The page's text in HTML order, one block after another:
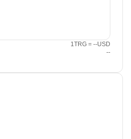
1TRG = --USD
--